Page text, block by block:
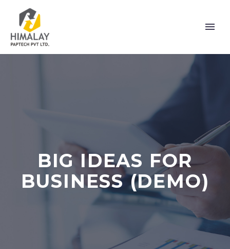
BIG IDEAS FOR
BUSINESS (DEMO)